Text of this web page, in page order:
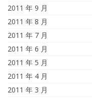
2011 年 9 月
2011 年 8 月
2011 年 7 月
2011 年 6 月
2011 年 5 月
2011 年 4 月
2011 年 3 月